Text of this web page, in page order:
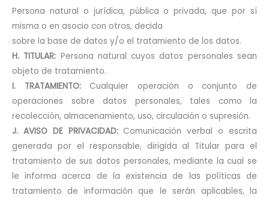
Persona natural o jurídica, pública o privada, que por sí
misma o en asocio con otros, decida
sobre la base de datos y/o el tratamiento de los datos.
H. TITULAR: Persona natural cuyos datos personales sean
objeto de tratamiento.
I. TRATAMIENTO: Cualquier operación o conjunto de
operaciones sobre datos personales, tales como la
recolección, almacenamiento, uso, circulación o supresión.
J. AVISO DE PRIVACIDAD:Comunicación verbal o escrita
generada por el responsable, dirigida al Titular para el
tratamiento de sus datos personales, mediante la cual se
le informa acerca de la existencia de las políticas de
tratamiento de información que le serán aplicables, la